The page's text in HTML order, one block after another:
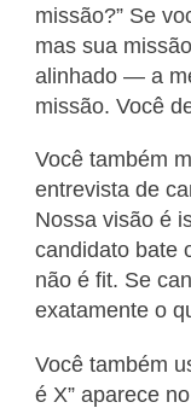
missão?” Se
mas sua
alinhado — a
missão. Você
Você também
entrevista de
Nossa visão é
candidato bate
não é fit. Se
exatamente o
Você também
é X” aparece